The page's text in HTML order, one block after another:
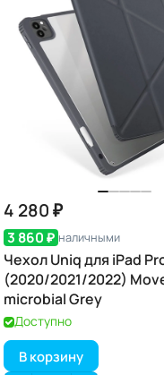
4 280 ₽
3 860 ₽ наличными
Чехол Uniq для iPad
(2020/2021/2022)
microbial Grey
Доступно
В корзину